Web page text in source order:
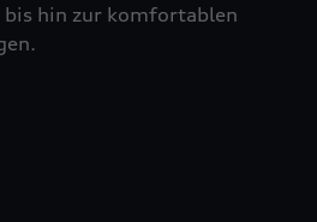
bis hin zur komfortablen